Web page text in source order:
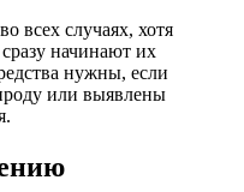
всех случаях, хотя
начинают их
нужны, если
или выявлены